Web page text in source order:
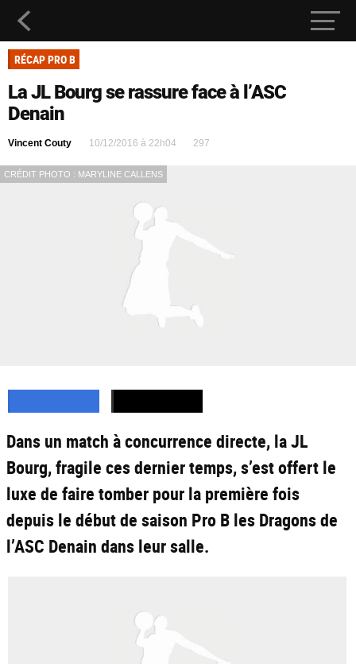
RÉCAP PRO B
La JL Bourg se rassure face à l’ASC
Denain
Vincent Couty 10/12/2016 à 22h04 297
CRÉDIT PHOTO : MARYLINE CALLENS
Dans un match à concurrence directe, la JL
Bourg, fragile ces dernier temps, s’est offert le
luxe de faire tomber pour la première fois
depuis le début de saison Pro B les Dragons de
l’ASC Denain dans leur salle.